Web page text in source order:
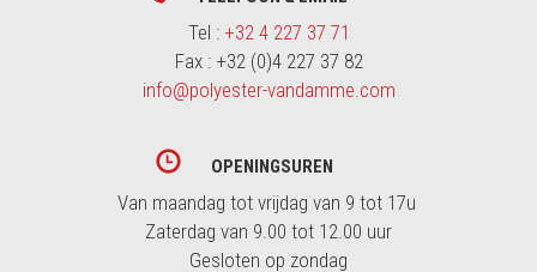
Tel : +32 4 227 37 71
Fax : +32 (0)4 227 37 82
info@polyester-vandamme.com
OPENINGSUREN
Van maandag tot vrijdag van 9 tot 17u
Zaterdag van 9.00 tot 12.00 uur
Gesloten op zondag